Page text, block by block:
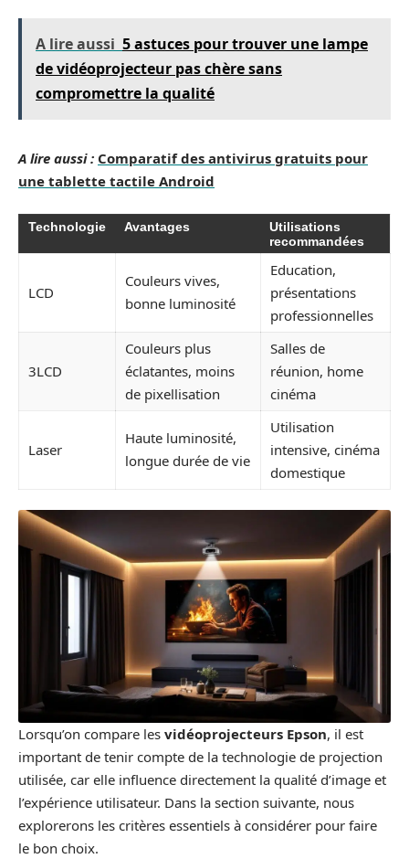
A lire aussi 5 astuces pour trouver une lampe
de vidéoprojecteur pas chère sans
compromettre la qualité
A lire aussi : Comparatif des antivirus gratuits pour
une tablette tactile Android
Technologie Avantages
Utilisations
recommandées
LCD
Couleurs vives,
bonne luminosité
Education,
présentations
professionnelles
3LCD
Couleurs plus
éclatantes, moins
de pixellisation
Salles de
réunion, home
cinéma
Laser
Haute luminosité,
longue durée de vie
Utilisation
intensive, cinéma
domestique
Lorsqu’on compare les vidéoprojecteurs Epson, il est
important de tenir compte de la technologie de projection
utilisée, car elle influence directement la qualité d’image et
l’expérience utilisateur. Dans la section suivante, nous
explorerons les critères essentiels à considérer pour faire
le bon choix.